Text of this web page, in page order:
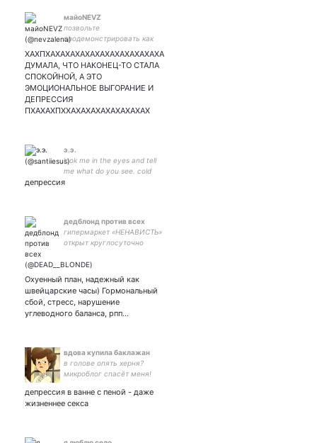
майоNEVZ
позвольте
продемонстрировать как
ХАХПХАХАХАХАХАХАХАХАХАХАХАХА
ДУМАЛА, ЧТО НАКОНЕЦ-ТО СТАЛА
СПОКОЙНОЙ, А ЭТО
ЭМОЦИОНАЛЬНОЕ ВЫГОРАНИЕ И
ДЕПРЕССИЯ
ПХАХАХПХХАХАХАХАХАХАХАХАХ
э.э.
look me in the eyes and tell
me what do you see. cold
white skin with the mind
депрессия
дедблонд против всех
гипермаркет «НЕНАВИСТЬ»
открыт круглосуточно
Охуенный план, надежный как
швейцарские часы) Гормональный
сбой, стресс, нарушение
углеводного баланса, рпп…
вдова купила баклажан
в голове опять херня?
микроблог спасёт меня!
депрессия в ванне с пеной - даже
жизненнее секса